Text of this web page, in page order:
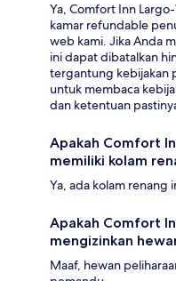
Ya, Comfort Inn
kamar refundable
web kami. Jika Anda
ini dapat dibatalkan
tergantung kebijakan
untuk membaca
dan ketentuan
Apakah Comfort
memiliki kolam
Ya, ada kolam renang
Apakah Comfort
mengizinkan
Maaf, hewan